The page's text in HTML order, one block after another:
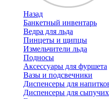
Назад
Банкетный инвентарь
Ведра для льда
Пинцеты и щипцы
Измельчители льда
Подносы
Аксессуары для фуршета
Вазы и подсвечники
Диспенсеры для
Диспенсеры для сыпучих